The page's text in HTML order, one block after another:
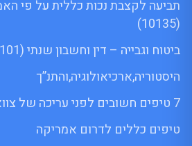
תביעה לקצבת נכות כללית על פי
(10135)
ביטוח וגבייה – דין וחשבון שנתי (6101)
היסטוריה,ארכיאולוגיה,והתנ”ך
7 טיפים חשובים לפני עריכה של צוואה הדדית
טיפים כללים לדרום אמריקה